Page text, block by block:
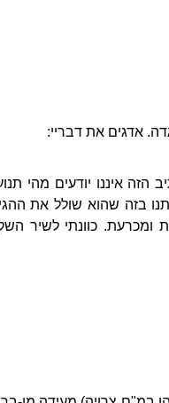
אדגים את דבריי:
איננו יודעים מהי
בזה שהוא שולל את
כוונתי לשיר